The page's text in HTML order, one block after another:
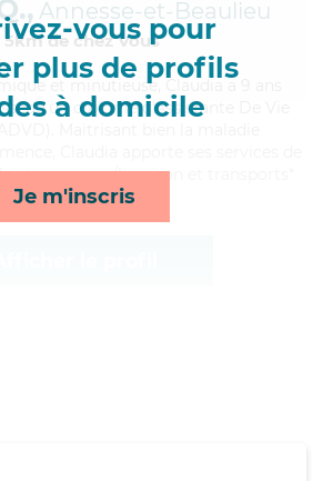
vous pour
plus de profils
à domicile
Je m'inscris
Annesse-et-Beaulieu
5km de chez Vous
et minutieuse, Claudia a 9 ans
un diplôme d'Assistante De Vie
courses/livraison et transports*